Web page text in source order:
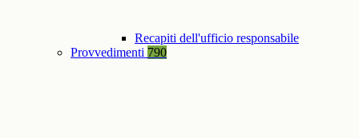
Recapiti dell'ufficio responsabile
Provvedimenti 790